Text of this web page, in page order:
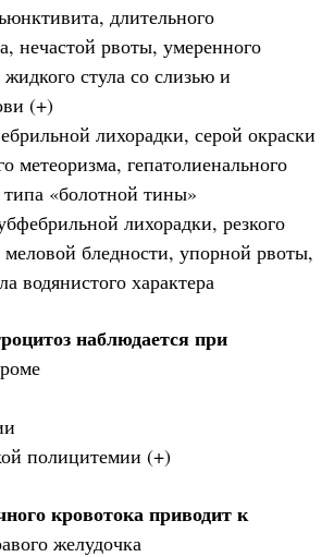
длительного
нечастой рвоты, умеренного
стула со слизью и
(+)
лихорадки, серой окраски
метеоризма, гепатолиенального
«болотной тины»
лихорадки, резкого
бледности, упорной рвоты,
водянистого характера
наблюдается при
полицитемии (+)
кровотока приводит к
желудочка